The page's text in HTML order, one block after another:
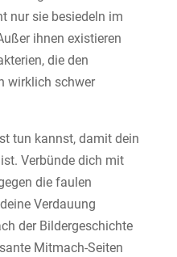
nur sie besiedeln im
ihnen existieren
die den
wirklich schwer
tun kannst, damit dein
Verbünde dich mit
die faulen
Verdauung
der Bildergeschichte
Mitmach-Seiten